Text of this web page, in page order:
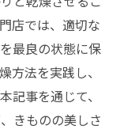
店では、適切な
最良の状態に保
方法を実践し、
記事を通じて、
きものの美しさ